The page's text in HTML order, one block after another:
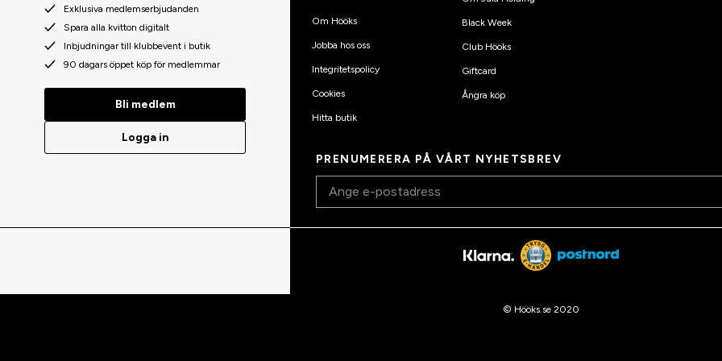
Exklusiva medlemserbjudanden
Spara alla kvitton digitalt
Inbjudningar till klubbevent i butik
90 dagars öppet köp för medlemmar
Bli medlem
Logga in
Om Hööks
Jobba hos oss
Integritetspolicy
Cookies
Hitta butik
Black Week
Club Hööks
Giftcard
Ångra köp
PRENUMERERA PÅ VÅRT NYHETSBREV
© Hööks.se 2020